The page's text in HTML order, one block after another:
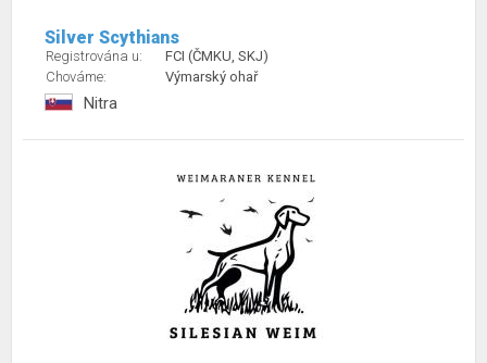
Silver Scythians
Registrována u:
FCI (ČMKU, SKJ)
Chováme:
Výmarský ohař
Nitra